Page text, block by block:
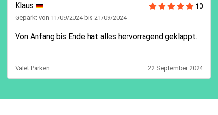
Klaus 10
Geparkt von 11/09/2024 bis 21/09/2024
Von Anfang bis Ende hat alles hervorragend geklappt.
Valet Parken 22 September 2024